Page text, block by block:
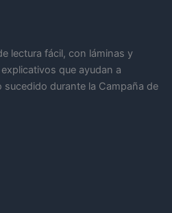
lectura fácil, con láminas y
que ayudan a
durante la Campaña de